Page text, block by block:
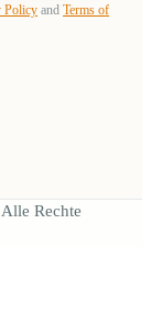
Policy and Terms of
Rechte